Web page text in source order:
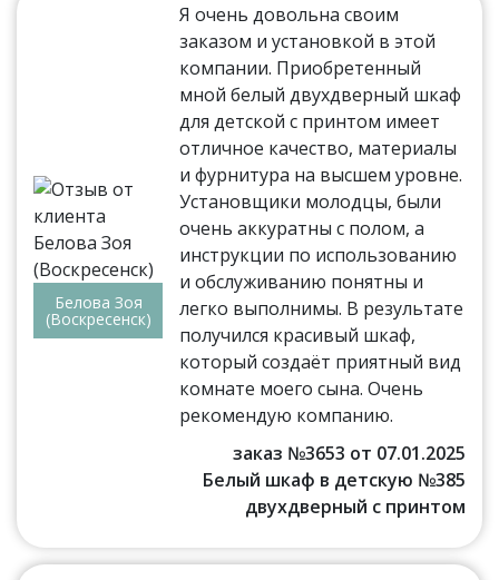
Белова Зоя
(Воскресенск)
Я очень довольна своим
заказом и установкой в этой
компании. Приобретенный
мной белый двухдверный шкаф
для детской с принтом имеет
отличное качество, материалы
и фурнитура на высшем уровне.
Установщики молодцы, были
очень аккуратны с полом, а
инструкции по использованию
и обслуживанию понятны и
легко выполнимы. В результате
получился красивый шкаф,
который создаёт приятный вид
комнате моего сына. Очень
рекомендую компанию.
заказ №3653 от 07.01.2025
Белый шкаф в детскую №385
двухдверный с принтом